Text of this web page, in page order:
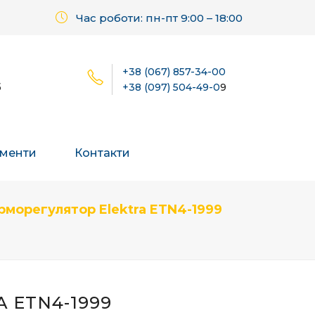
Час роботи: пн-пт 9:00 – 18:00
+38 (067) 857-34-00
+38 (097) 504-49-09
Контакти
Elektra ETN4-1999
1999